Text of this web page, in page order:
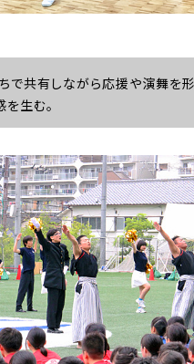
共有しながら応援や演舞を形
生む。